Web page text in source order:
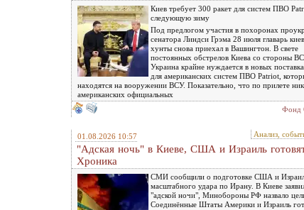
Киев требует 300 ракет для систем ПВО
следующую зиму
Под предлогом участия в похоронах
сенатора Линдси Грэма 28 июля главарь
хунты снова приехал в Вашингтон. В свете
постоянных обстрелов Киева со стороны
Украина крайне нуждается в новых
для американских систем ПВО Patriot,
находятся на вооружении ВСУ. Показательно, что по прилете
американских официальных
Фонд
01.08.2026 10:57 Анализ,
"Адская ночь" в Киеве, США и Израиль
Хроника
СМИ сообщили о подготовке США и
масштабного удара по Ирану. В Киеве
"адской ночи", Минобороны РФ назвало
Соединённые Штаты Америки и Израиль